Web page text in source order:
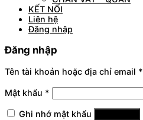
KẾT NỐI
Liên hệ
Đăng nhập
Đăng nhập
Tên tài khoản hoặc địa chỉ email *
Mật khẩu *
Ghi nhớ mật khẩu